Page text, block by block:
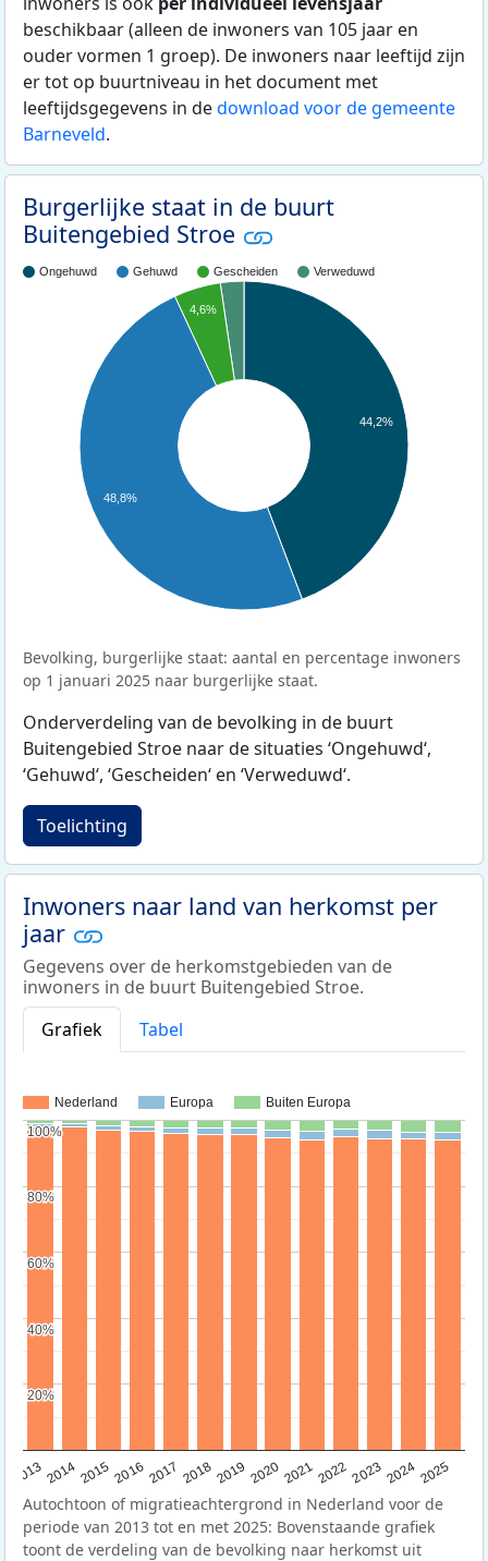
beschikbaar (alleen de inwoners van 105 jaar en
ouder vormen 1 groep). De inwoners naar leeftijd zijn
er tot op buurtniveau in het document met
leeftijdsgegevens in dedownload voor de gemeente
Barneveld.
Burgerlijke staat in de buurt
Buitengebied Stroe
Ongehuwd Gehuwd Gescheiden Verweduwd
44,2%
4,6%
48,8%
Bevolking, burgerlijke staat: aantal en percentage inwoners
op 1 januari 2025 naar burgerlijke staat.
Onderverdeling van de bevolking in de buurt
Buitengebied Stroe naar de situaties ‘Ongehuwd‘,
‘Gehuwd‘, ‘Gescheiden‘ en ‘Verweduwd‘.
Toelichting
Inwoners naar land van herkomst per
jaar
Gegevens over de herkomstgebieden van de
inwoners in de buurt Buitengebied Stroe.
Grafiek
Tabel
Nederland Europa Buiten Europa
20132014201520162017 20182019 202020212022202320242025
20%
20%
40%
40%
60%
60%
80%
80%
100%
100%
Autochtoon of migratieachtergrond in Nederland voor de
periode van 2013 tot en met 2025: Bovenstaande grafiek
toont de verdeling van de bevolking naar herkomst uit